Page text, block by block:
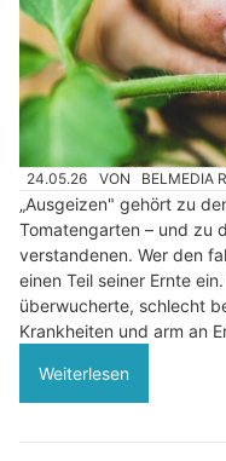
24.05.26 VON BELMEDIA
„Ausgeizen" gehört zu
Tomatengarten – und zu
verstandenen. Wer den
einen Teil seiner Ernte
überwucherte, schlecht
Krankheiten und arm an
Weiterlesen